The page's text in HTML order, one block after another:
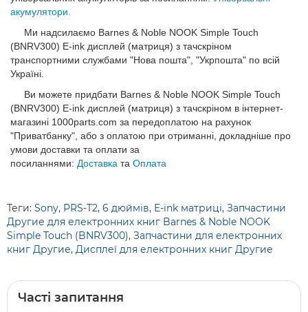
акумулятори.
Ми надсилаємо Barnes & Noble NOOK Simple Touch
(BNRV300) E-ink дисплей (матриця) з тачскріном
транспортними службами "Нова пошта", "Укрпошта" по всій
Україні.
Ви можете придбати Barnes & Noble NOOK Simple Touch
(BNRV300) E-ink дисплей (матриця) з тачскріном в інтернет-
магазині 1000parts.com за передоплатою на рахунок
"Приватбанку", або з оплатою при отриманні, докладніше про
умови доставки та оплати за
посиланнями: Доставка та Оплата
Теги: Sony, PRS-T2, 6 дюймів, E-ink матриці, Запчастини
Другие для електронних книг Barnes & Noble NOOK
Simple Touch (BNRV300), Запчастини для електронних
книг Другие, Дисплеї для електронних книг Другие
Часті запитання